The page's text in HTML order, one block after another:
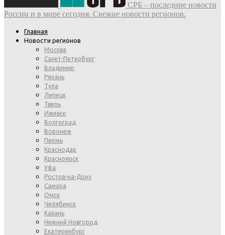
СРБ – последние новости
России и в мире сегодня. Свежие новости регионов.
Главная
Новости регионов
Москва
Санкт-Петербург
Владимир
Рязань
Тула
Липецк
Тверь
Ижевск
Волгоград
Воронеж
Пермь
Краснодар
Красноярск
Уфа
Ростов-на-Дону
Самара
Омск
Челябинск
Казань
Нижний Новгород
Екатеринбург